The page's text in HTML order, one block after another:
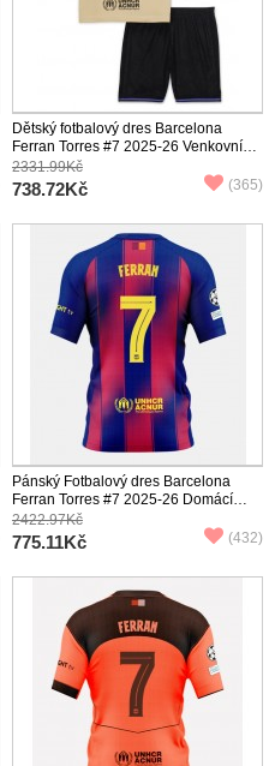
Dětský fotbalový dres Barcelona
Ferran Torres #7 2025-26 Venkovní
Krátký Rukáv (+ trenýrky)
2331.99Kč
738.72Kč (365)
Pánský Fotbalový dres Barcelona
Ferran Torres #7 2025-26 Domácí
Krátký Rukáv
2422.97Kč
775.11Kč (432)